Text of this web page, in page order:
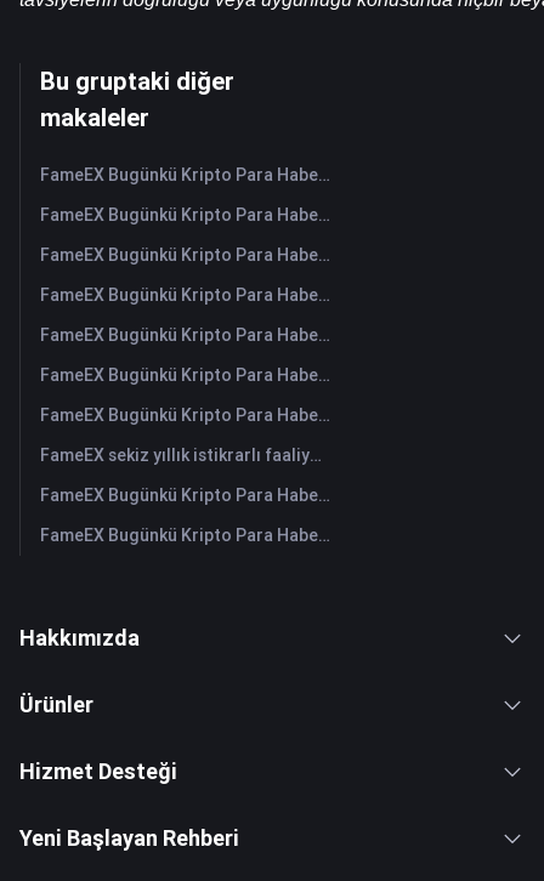
Bu gruptaki diğer
makaleler
FameEX Bugünkü Kripto Para Haberleri Özeti | 6 Ağustos 2026
FameEX Bugünkü Kripto Para Haberleri Özeti | 5 Ağustos 2026
FameEX Bugünkü Kripto Para Haberleri Özeti | 4 Ağustos 2026
FameEX Bugünkü Kripto Para Haberleri Özeti | 3 Ağustos 2026
FameEX Bugünkü Kripto Para Haberleri Özeti | 31 Temmuz 2026
FameEX Bugünkü Kripto Para Haberleri Özeti | 30 Temmuz 2026
FameEX Bugünkü Kripto Para Haberleri Özeti | 29 Temmuz 2026
FameEX sekiz yıllık istikrarlı faaliyetleri ve küresel büyümesiyle kullanıcı güvenini güçlendiriyor
FameEX Bugünkü Kripto Para Haberleri Özeti | 28 Temmuz 2026
FameEX Bugünkü Kripto Para Haberleri Özeti | 27 Temmuz 2026
Hakkımızda
Ürünler
Hizmet Desteği
Yeni Başlayan Rehberi